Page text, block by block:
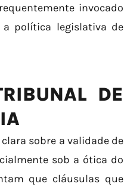
invocado
política legislativa de
DE
sobre a validade de
sob a ótica do
que cláusulas que